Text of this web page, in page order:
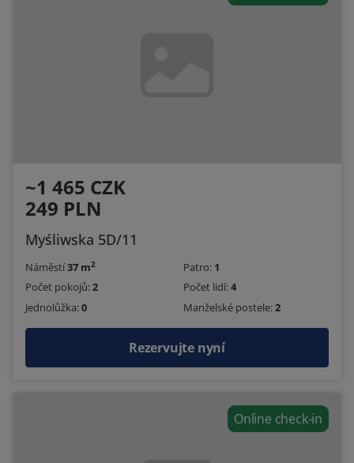
~1 465 CZK
249 PLN
Myśliwska 5D/11
Náměstí37 m2 Patro: 1
Počet pokojů:2 Počet lidí:4
Jednolůžka:0 Manželské postele:2
Rezervujte nyní
Online check-in